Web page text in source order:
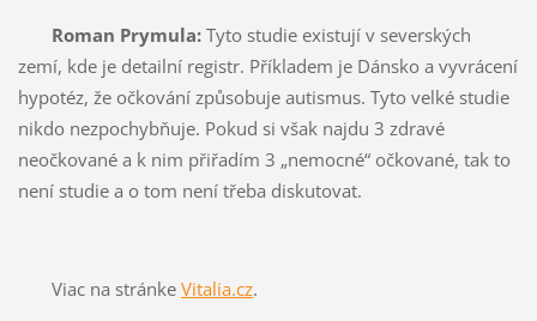
Roman Prymula: Tyto studie existují v severských
zemí, kde je detailní registr. Příkladem je Dánsko a vyvrácení
hypotéz, že očkování způsobuje autismus. Tyto velké studie
nikdo nezpochybňuje. Pokud si však najdu 3 zdravé
neočkované a k nim přiřadím 3 „nemocné“ očkované, tak to
není studie a o tom není třeba diskutovat.
Viac na stránke Vitalia.cz.